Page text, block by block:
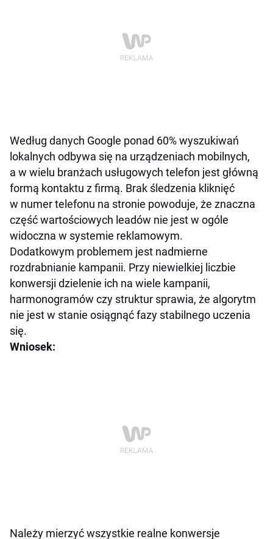
Według danych Google ponad 60% wyszukiwań
lokalnych odbywa się na urządzeniach mobilnych,
a w wielu branżach usługowych telefon jest główną
formą kontaktu z firmą. Brak śledzenia kliknięć
w numer telefonu na stronie powoduje, że znaczna
część wartościowych leadów nie jest w ogóle
widoczna w systemie reklamowym.
Dodatkowym problemem jest nadmierne
rozdrabnianie kampanii. Przy niewielkiej liczbie
konwersji dzielenie ich na wiele kampanii,
harmonogramów czy struktur sprawia, że algorytm
nie jest w stanie osiągnąć fazy stabilnego uczenia
się.
Wniosek:
Należy mierzyć wszystkie realne konwersje